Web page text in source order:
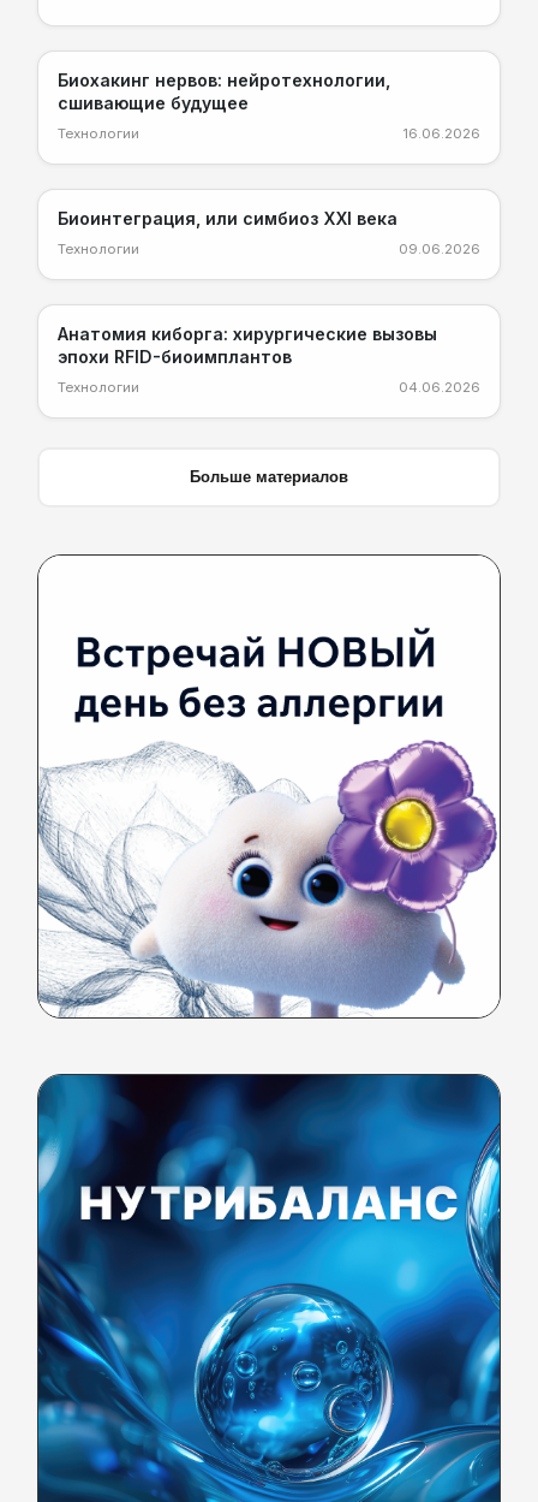
PRO
Биохакинг нервов: нейротехнологии,
сшивающие будущее
Технологии 16.06.2026
LIGHT
Биоинтеграция, или симбиоз XXI века
Технологии 09.06.2026
SMART
Анатомия киборга: хирургические вызовы
эпохи RFID-биоимплантов
Технологии 04.06.2026
Больше материалов